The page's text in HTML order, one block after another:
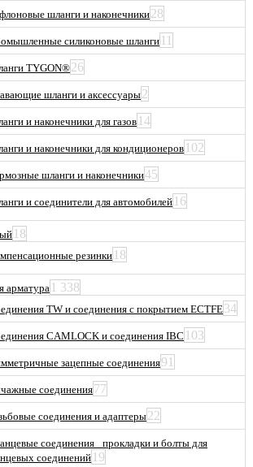
шланги и наконечники28
силиконовые шланги11
TYGON®26
шланги и аксессуары2
и наконечники для газов 14
и наконечники для кондиционеров 102
шланги и наконечники45
и соединители для автомобилей 16
18
резинки 18
арматура 1 338
TW и соединения с покрытием ECTFE34
CAMLOCK и соединения IBC 103
зацепные соединения91
соединения77
соединения и адаптеры22
соединения_ прокладки и болты для
соединений19